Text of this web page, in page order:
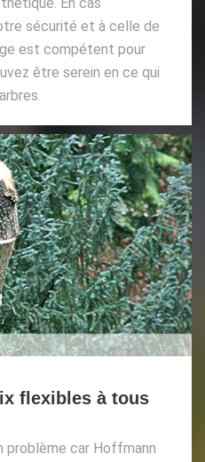
sécurité et à celle de
est compétent pour
être serein en ce qui
flexibles à tous
problème car Hoffmann